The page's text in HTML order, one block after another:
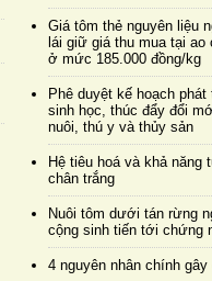
Giá tôm thẻ nguyên liệu
lái giữ giá thu mua tại
ở mức 185.000 đồng/kg
Phê duyệt kế hoạch phát
sinh học, thúc đẩy đổi
nuôi, thú y và thủy sản
Hệ tiêu hoá và khả năng
chân trắng
Nuôi tôm dưới tán rừng
cộng sinh tiến tới chứng
4 nguyên nhân chính